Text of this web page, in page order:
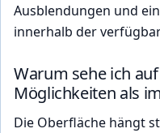
Ausblendungen und
innerhalb der
Warum sehe ich
Möglichkeiten als
Die Oberfläche hängt